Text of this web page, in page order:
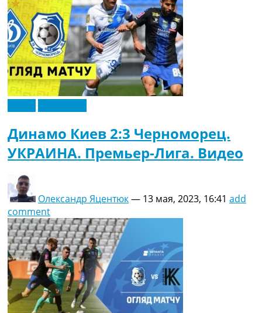
Динамо Киев 2:3 Черноморец.
УКРАИНА. Премьер-Лига. Видео
Олександр Яцентюк— 13 мая, 2023, 16:41 add
comment